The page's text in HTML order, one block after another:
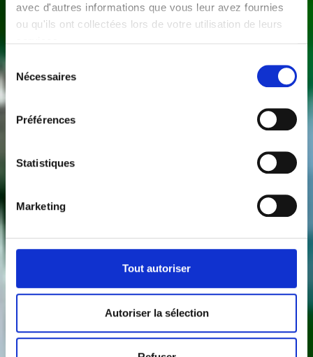
avec d'autres informations que vous leur avez fournies
ou qu'ils ont collectées lors de votre utilisation de leurs
Sélection
consentement
Nécessaires
Préférences
Statistiques
Marketing
Tout autoriser
Autoriser la sélection